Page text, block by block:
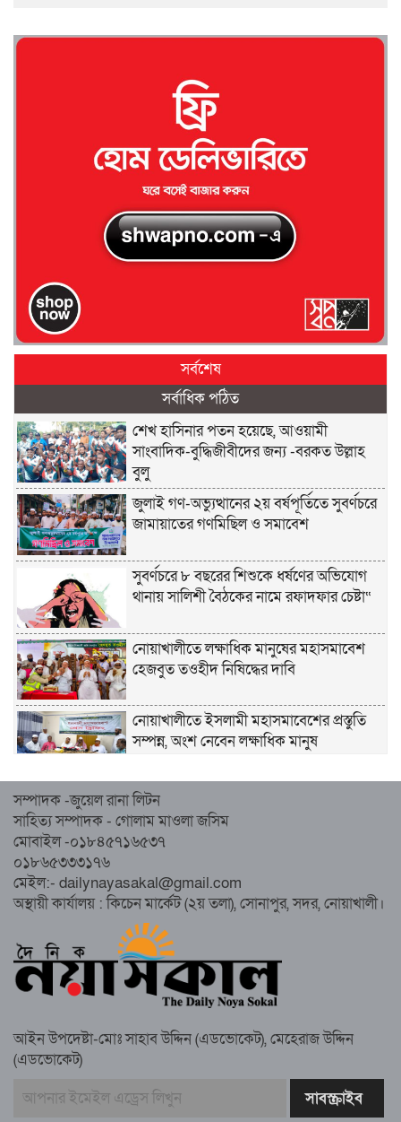
সর্বশেষ
সর্বাধিক পঠিত
শেখ হাসিনার পতন হয়েছে, আওয়ামী
সাংবাদিক-বুদ্ধিজীবীদের জন্য -বরকত উল্লাহ
বুলু
জুলাই গণ-অভ্যুত্থানের ২য় বর্ষপূর্তিতে সুবর্ণচরে
জামায়াতের গণমিছিল ও সমাবেশ
সুবর্ণচরে ৮ বছরের শিশুকে ধর্ষণের অভিযোগ
থানায় সালিশী বৈঠকের নামে রফাদফার চেষ্টা“
নোয়াখালীতে লক্ষাধিক মানুষের মহাসমাবেশ
হেজবুত তওহীদ নিষিদ্ধের দাবি
নোয়াখালীতে ইসলামী মহাসমাবেশের প্রস্তুতি
সম্পন্ন, অংশ নেবেন লক্ষাধিক মানুষ
নোয়াখালীতে ইসলামী ছাত্রশিবিরের ‘অদম্য
জুলাই’ মিছিল
চেয়ারম্যান গ্রেপ্তার
গাউসিয়া কমিটির সম্পাদক কামাল হোসাইনের
স্মরণ সভায় মিলাদ ও দোয়া
কামরুল কাননের ছবি বিকৃত করে অপপ্রচারের
সম্পাদক -জুয়েল রানা লিটন
সাহিত্য সম্পাদক - গোলাম মাওলা জসিম
মোবাইল -০১৮৪৫৭১৬৫৩৭
০১৮৬৫৩৩৩১৭৬
মেইল:- dailynayasakal@gmail.com
অস্থায়ী কার্যালয় : কিচেন মার্কেট (২য় তলা), সোনাপুর, সদর, নোয়াখালী।
আইন উপদেষ্টা-মোঃ সাহাব উদ্দিন (এডভোকেট), মেহেরাজ উদ্দিন
(এডভোকেট)